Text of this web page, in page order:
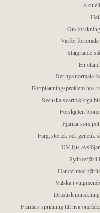
Om
Varför förlorade
Slingrande
En
Det nya normala
Fortplantningsproblem hos
Svenska svartfläckiga
Förskjuten
Fjärilar som
Färg, storlek och genetik
UV-ljus
Sydrovfjäril
Handel med
Vätska i
Drastisk minskning
Fjärilars spridning till nya